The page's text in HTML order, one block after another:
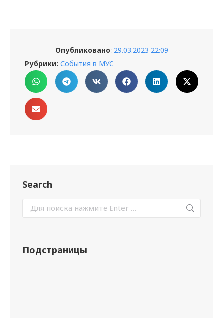
Опубликовано: 29.03.2023 22:09
Рубрики: События в МУС
Search
Подстраницы